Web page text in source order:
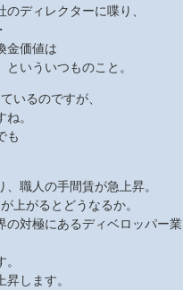
ディレクターに喋り、
金価値は
いういつものこと。
いるのですが、
。
も
職人の手間賃が急上昇。
上がるとどうなるか。
の対極にあるディベロッパー業
します。